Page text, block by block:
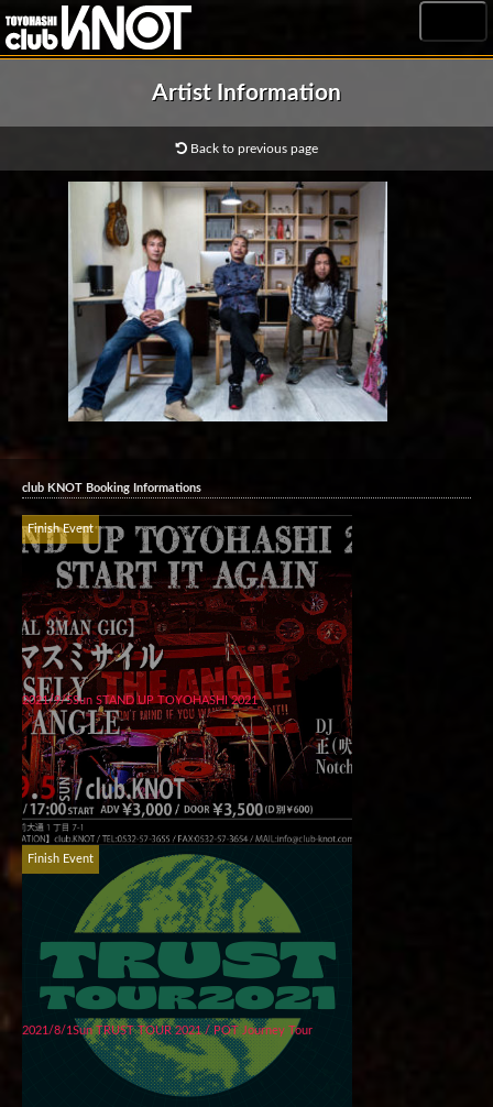
Artist Information
Back to previous page
club KNOT Booking Informations
Finish Event
2021/9/5Sun STAND UP TOYOHASHI 2021
Finish Event
2021/8/1Sun TRUST TOUR 2021 / POT Journey Tour